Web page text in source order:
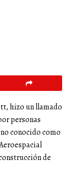
hizo un llamado
personas
conocido como
de